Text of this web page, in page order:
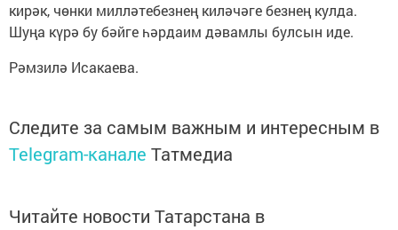
кирәк, чөнки милләтебезнең киләчәге безнең кулда.
Шуңа күрә бу бәйге һәрдаим дәвамлы булсын иде.
Рәмзилә Исакаева.
Следите за самым важным и интересным в
Telegram-канале Татмедиа
Читайте новости Татарстана в